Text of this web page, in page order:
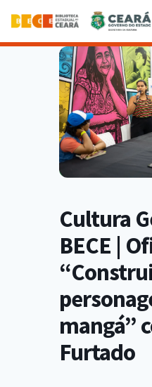
Cultura
BECE |
mangá”
Furtado